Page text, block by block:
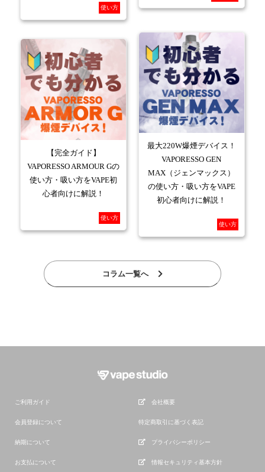
使い方
【完全ガイド】
VAPORESSO ARMOUR Gの
使い方・吸い方をVAPE初
心者向けに解説！
使い方
最大220W爆煙デバイス！
VAPORESSO GEN
MAX（ジェンマックス）
の使い方・吸い方をVAPE
初心者向けに解説！
使い方
コラム一覧へ
ご利用ガイド
会員登録について
納期について
お支払について
会社概要
特定商取引に基づく表記
プライバシーポリシー
情報セキュリティ基本方針